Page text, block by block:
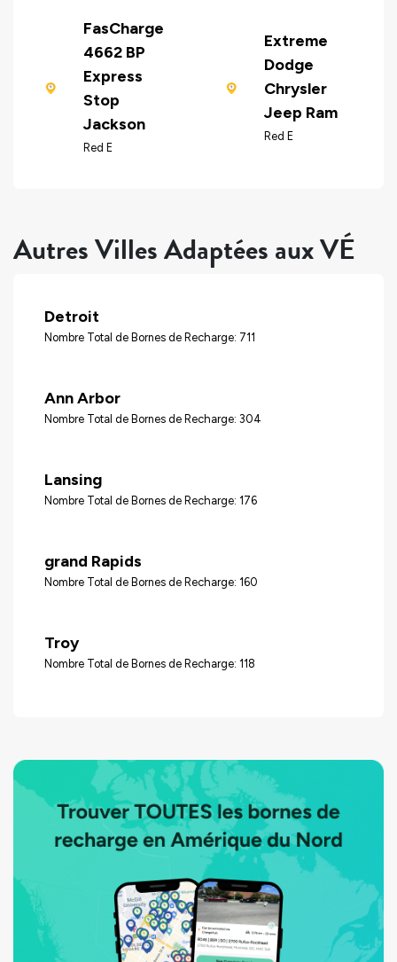
FasCharge
4662 BP
Express
Stop
Jackson
Red E
Extreme
Dodge
Chrysler
Jeep Ram
Red E
Autres Villes Adaptées aux VÉ
Detroit
Nombre Total de Bornes de Recharge: 711
Ann Arbor
Nombre Total de Bornes de Recharge: 304
Lansing
Nombre Total de Bornes de Recharge: 176
grand Rapids
Nombre Total de Bornes de Recharge: 160
Troy
Nombre Total de Bornes de Recharge: 118